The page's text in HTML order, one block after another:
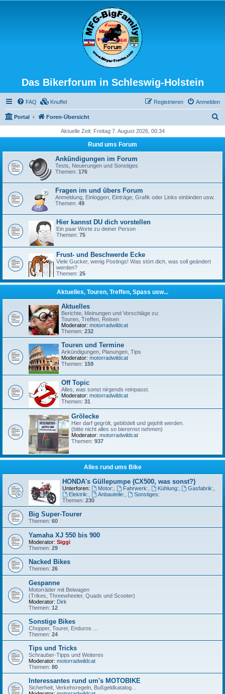
Das Bikerforum in Schleswig-Holstein
FAQ Knuffel Anmelden
Registrieren
Portal Foren-Übersicht
h
Aktuelle Zeit: Freitag 7. August 2026, 00:34
Rund ums Forum
Ankündigungen im Forum
Tests, Neuerungen und Sonstiges
Themen: 176
Fragen im und übers Forum
Anmeldung, Einloggen, Einträge, Grafik oder Links einbinden usw.
Themen: 49
Hier kannst DU dich vorstellen
Ein paar Worte zu deiner Person
Themen: 75
Frust- und Beschwerde Ecke
Viele Gucker, wenig Postings! Was stört dich, was soll geändert
werden?
Themen: 25
Aktuelles, Touren, Treffen, Spass usw...
Aktuelles
Berichte, Meinungen und Vorschläge zu:
Touren, Treffen, Reisen
Moderator: motorradwildcat
Themen: 232
Touren und Termine
Ankündigungen, Planungen, Tips
Moderator: motorradwildcat
Themen: 159
Off Topic
Alles, was sonst nirgends reinpasst.
Moderator: motorradwildcat
Themen: 31
Grölecke
Hier darf gegrölt, geblödelt und gejohlt werden.
(bitte nicht alles so bierernst nehmen)
Moderator: motorradwildcat
Themen: 937
Alles rund ums Bike
HONDA's Güllepumpe (CX500, was sonst?)
Unterforen: Motor: Fahrwerk: Kühlung: Gasfabrik:
Elektrik:
Anbauteile:
Sonstiges:
Themen: 230
Big Super-Tourer
Themen: 60
Yamaha XJ 550 bis 900
Moderator: Siggi
Themen: 29
Nacked Bikes
Themen: 26
Gespanne
Motorräder mit Beiwagen
(Trikes, Threewheeler, Quads und Scooter)
Moderator: Dirk
Themen: 12
Sonstige Bikes
Chopper, Tourer, Enduros ...
Themen: 24
Tips und Tricks
Schrauber-Tipps und Weiteres
Moderator: motorradwildcat
Themen: 80
Interessantes rund um's MOTOBIKE
Sicherheit, Verkehsregeln, Bußgeldkatalog...